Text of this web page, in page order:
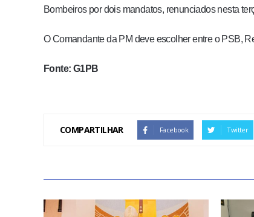
Bombeiros por dois mandatos, renunciados nesta
O Comandante da PM deve escolher entre o PSB,
Fonte: G1PB
COMPARTILHAR Facebook Twitter